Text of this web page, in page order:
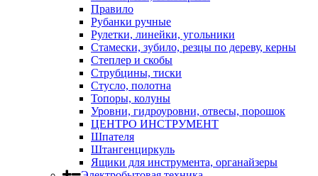
Правило
Рубанки ручные
Рулетки, линейки, угольники
Стамески, зубило, резцы по дереву, керны
Степлер и скобы
Струбцины, тиски
Стусло, полотна
Топоры, колуны
Уровни, гидроуровни, отвесы, порошок
ЦЕНТРО ИНСТРУМЕНТ
Шпателя
Штангенциркуль
Ящики для инструмента, органайзеры